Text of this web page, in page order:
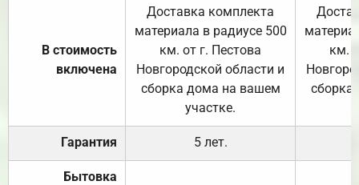
В стоимость
включена
Доставка комплекта
материала в радиусе 500
км. от г. Пестова
Новгородской области и
сборка дома на вашем
участке.
км.
Гарантия 5 лет.
Бытовка